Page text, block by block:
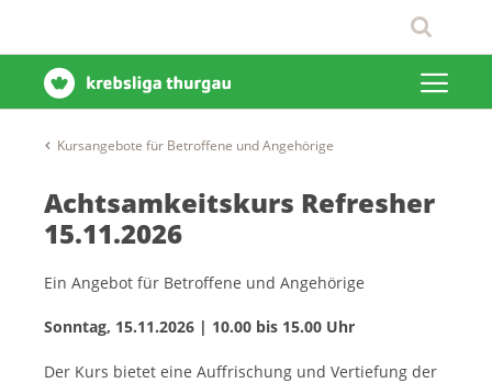
Kursangebote für Betroffene und Angehörige
Achtsamkeitskurs Refresher
15.11.2026
Ein Angebot für Betroffene und Angehörige
Sonntag, 15.11.2026 | 10.00 bis 15.00 Uhr
Der Kurs bietet eine Auffrischung und Vertiefung der